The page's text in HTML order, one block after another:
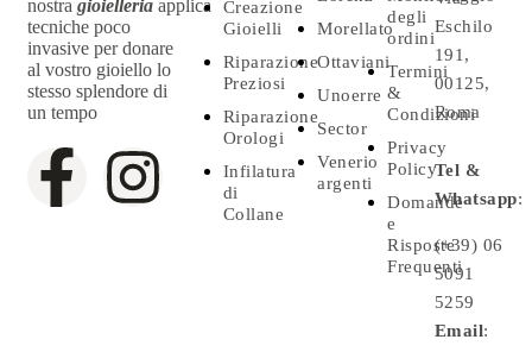
nostra gioielleria applica
tecniche poco
invasive per donare
al vostro gioiello lo
stesso splendore di
un tempo
Creazione
Gioielli
Riparazione
Preziosi
Riparazione
Orologi
Infilatura
di
Collane
Morellato
Ottaviani
Unoerre
Sector
Venerio
argenti
degli
ordini
Termini
&
Condizioni
Privacy
Policy
Domande
e
Risposte
Frequenti
Eschilo
191,
00125,
Roma
Tel &
Whatsapp:
(+39) 06
5091
5259
Email: